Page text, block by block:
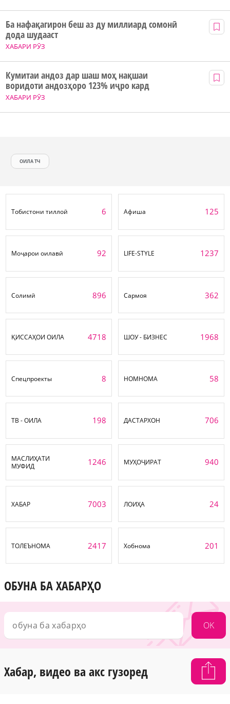
ХАБАРИ РӮЗ
Ба нафақагирон беш аз ду миллиард сомонӣ
дода шудааст
ХАБАРИ РӮЗ
Кумитаи андоз дар шаш моҳ нақшаи
воридоти андозҳоро 123% иҷро кард
ОИЛА ТЧ
Тобистони тиллоӣ 6 Афиша 125
Моҷарои оилавӣ 92 LIFE-STYLE 1237
Солимӣ 896 Сармоя 362
ҚИССАҲОИ ОИЛА 4718 ШОУ - БИЗНЕС 1968
Спецпроекты 8 НОМНОМА 58
ТВ - ОИЛА 198 ДАСТАРХОН 706
МАСЛИҲАТИ
МУФИД
1246 МУҲОҶИРАТ 940
ХАБАР 7003 ЛОИҲА 24
ТОЛЕЪНОМА 2417 Хобнома 201
ОБУНА БА ХАБАРҲО
OK
Хабар, видео ва акс гузоред